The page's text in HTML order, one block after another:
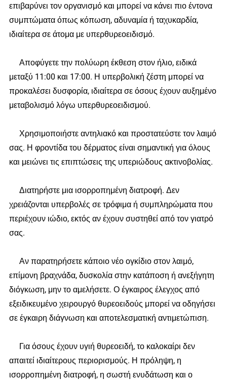
επιβαρύνει τον οργανισμό και μπορεί να κάνει πιο έντονα
συμπτώματα όπως κόπωση, αδυναμία ή ταχυκαρδία,
ιδιαίτερα σε άτομα με υπερθυρεοειδισμό.
Αποφύγετε την πολύωρη έκθεση στον ήλιο, ειδικά
μεταξύ 11:00 και 17:00. Η υπερβολική ζέστη μπορεί να
προκαλέσει δυσφορία, ιδιαίτερα σε όσους έχουν αυξημένο
μεταβολισμό λόγω υπερθυρεοειδισμού.
Χρησιμοποιήστε αντηλιακό και προστατεύστε τον λαιμό
σας. Η φροντίδα του δέρματος είναι σημαντική για όλους
και μειώνει τις επιπτώσεις της υπεριώδους ακτινοβολίας.
Διατηρήστε μια ισορροπημένη διατροφή. Δεν
χρειάζονται υπερβολές σε τρόφιμα ή συμπληρώματα που
περιέχουν ιώδιο, εκτός αν έχουν συστηθεί από τον γιατρό
σας.
Αν παρατηρήσετε κάποιο νέο ογκίδιο στον λαιμό,
επίμονη βραχνάδα, δυσκολία στην κατάποση ή ανεξήγητη
διόγκωση, μην το αμελήσετε. Ο έγκαιρος έλεγχος από
εξειδικευμένο χειρουργό θυρεοειδούς μπορεί να οδηγήσει
σε έγκαιρη διάγνωση και αποτελεσματική αντιμετώπιση.
Για όσους έχουν υγιή θυρεοειδή, το καλοκαίρι δεν
απαιτεί ιδιαίτερους περιορισμούς. Η πρόληψη, η
ισορροπημένη διατροφή, η σωστή ενυδάτωση και ο